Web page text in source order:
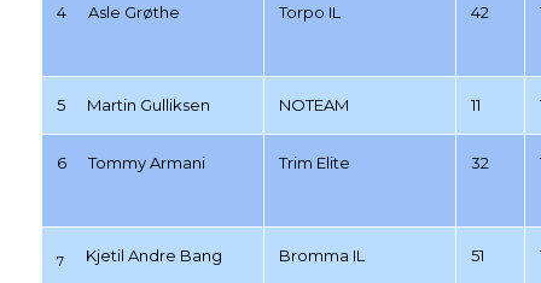
4 Asle Grøthe Torpo IL 42
5 Martin Gulliksen NOTEAM 11
6 Tommy Armani Trim Elite 32
7 Kjetil Andre Bang Bromma IL 51